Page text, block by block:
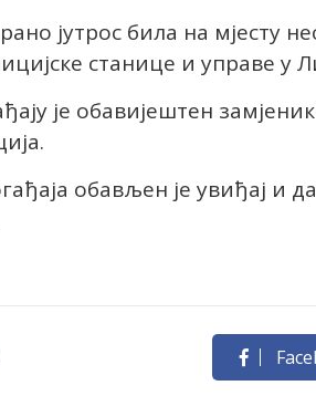
јутрос била на мјесту
станице и управе у
је обавијештен
обављен је увиђај и